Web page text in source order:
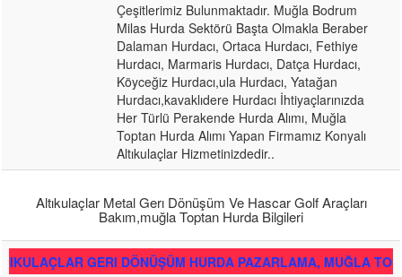
Çeşitlerimiz Bulunmaktadır. Muğla Bodrum
Milas Hurda Sektörü Başta Olmakla Beraber
Dalaman Hurdacı, Ortaca Hurdacı, Fethiye
Hurdacı, Marmaris Hurdacı, Datça Hurdacı,
Köyceğiz Hurdacı,ula Hurdacı, Yatağan
Hurdacı,kavaklıdere Hurdacı İhtiyaçlarınızda
Her Türlü Perakende Hurda Alımı, Muğla
Toptan Hurda Alımı Yapan Firmamız Konyalı
Altıkulaçlar Hizmetinizdedir..
Altıkulaçlar Metal Gerı Dönüşüm Ve Hascar Golf Araçları
Bakım,muğla Toptan Hurda Bilgileri
GERI DÖNÜŞÜM HURDA PAZARLAMA, MUĞLA TOPTAN